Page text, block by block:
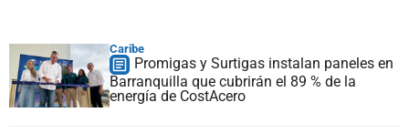
Caribe
Promigas y Surtigas instalan paneles en
Barranquilla que cubrirán el 89 % de la
energía de CostAcero